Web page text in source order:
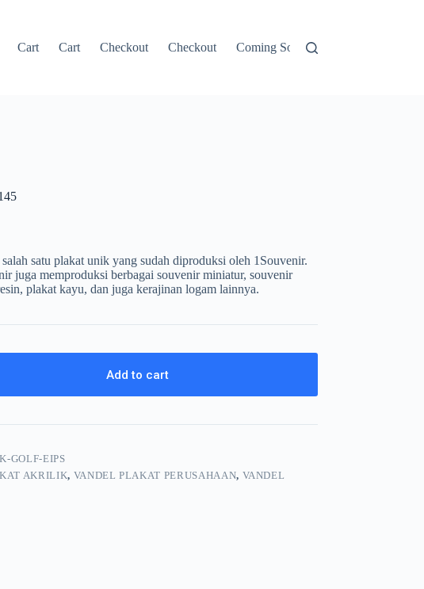
Cart Cart Checkout Checkout Coming Soon
satu plakat unik yang sudah diproduksi oleh 1Souvenir.
juga memproduksi berbagai souvenir miniatur, souvenir
plakat kayu, dan juga kerajinan logam lainnya.
Add to cart
GOLF-EIPS
AKRILIK, VANDEL PLAKAT PERUSAHAAN, VANDEL